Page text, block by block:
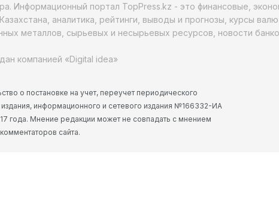
Информационный портал TopPress.kz - это финансовые,
аналитика, рейтинги, выводы и прогнозы, курсы
металлов, сырьевых и несырьевых ресурсов, новости
компанией «Digital idea»
о постановке на учет, переучет периодического
издания, информационного и сетевого издания №166332-ИА
года. Мнение редакции может не совпадать с мнением
сайта.